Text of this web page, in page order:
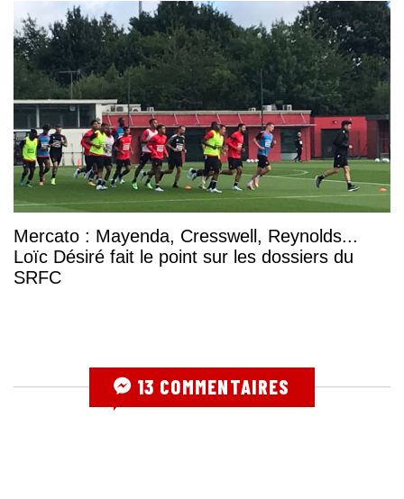
Mercato : Mayenda, Cresswell, Reynolds...
Loïc Désiré fait le point sur les dossiers du
SRFC
13 COMMENTAIRES